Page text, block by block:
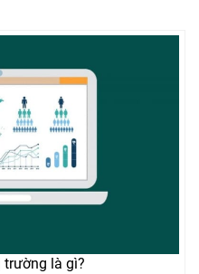
trường là gì?